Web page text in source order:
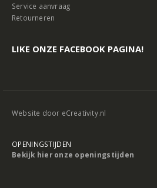
Service aanvraag
Retourneren
LIKE ONZE FACEBOOK PAGINA!
Website door eCreativity.nl
OPENINGSTIJDEN
Bekijk hier onze openingstijden